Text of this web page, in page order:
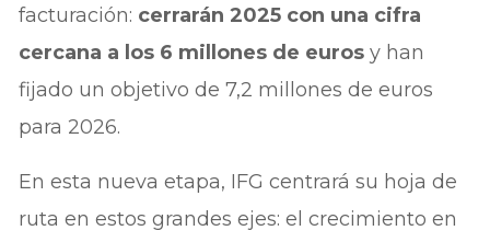
facturación: cerrarán 2025 con una cifra
cercana a los 6 millones de eurosy han
fijado un objetivo de 7,2 millones de euros
para 2026.
En esta nueva etapa, IFG centrará su hoja de
ruta en estos grandes ejes: el crecimiento en